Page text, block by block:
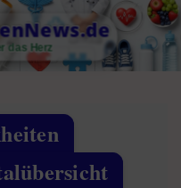
das Herz